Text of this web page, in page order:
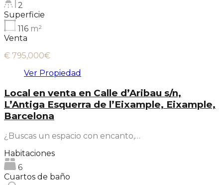
2
Superficie
116 m²
Venta
€ 795,000€
Ver Propiedad
Local en venta en Calle d’Aribau s/n,
L’Antiga Esquerra de l’Eixample, Eixample,
Barcelona
¿Buscas un espacio con encanto,…
Habitaciones
6
Cuartos de baño